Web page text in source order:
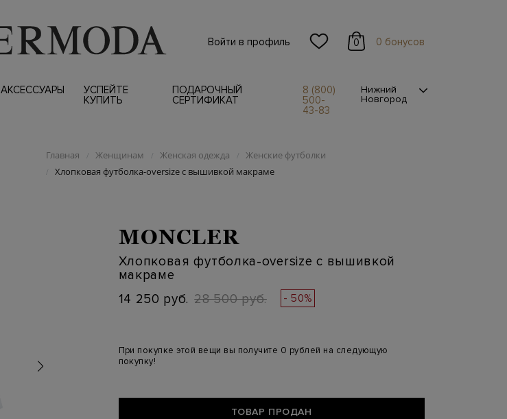
Войти в профиль 0 0 бонусов
АКСЕССУАРЫ
УСПЕЙТЕ
КУПИТЬ
ПОДАРОЧНЫЙ
СЕРТИФИКАТ
8 (800)
500-
43-83
Нижний
Новгород
Главная / Женщинам / Женская одежда / Женские футболки
/ Хлопковая футболка-oversize с вышивкой макраме
MONCLER
Хлопковая футболка-oversize с вышивкой
макраме
14 250 руб. 28 500 руб. - 50%
При покупке этой вещи вы получите 0 рублей на следующую
покупку!
ТОВАР ПРОДАН